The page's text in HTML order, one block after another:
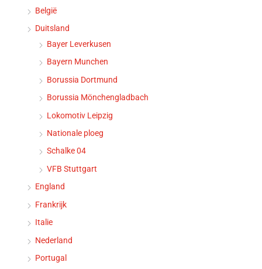
België
Duitsland
Bayer Leverkusen
Bayern Munchen
Borussia Dortmund
Borussia Mönchengladbach
Lokomotiv Leipzig
Nationale ploeg
Schalke 04
VFB Stuttgart
England
Frankrijk
Italie
Nederland
Portugal